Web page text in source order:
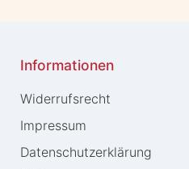
Informationen
Widerrufs­recht
Impressum
Daten­schutz­erklärung